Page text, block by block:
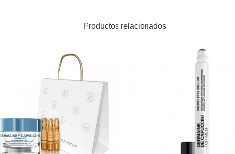
Productos relacionados